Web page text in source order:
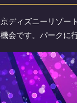
ディズニーリゾー
会です。パークに